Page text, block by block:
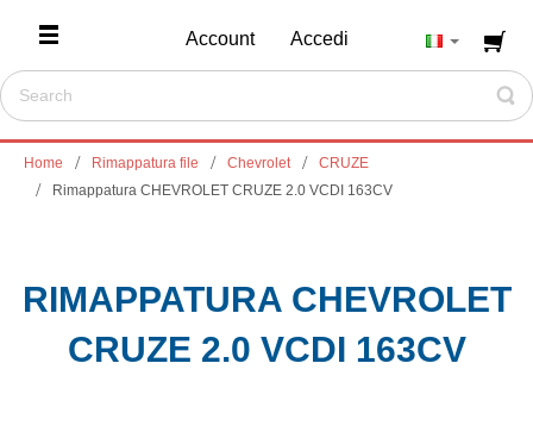
Account Accedi
Home Rimappatura file Chevrolet
CRUZE
Rimappatura CHEVROLET CRUZE 2.0 VCDI 163CV
RIMAPPATURA CHEVROLET
CRUZE 2.0 VCDI 163CV